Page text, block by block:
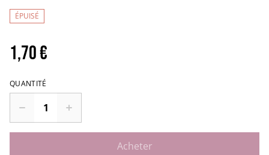
ÉPUISÉ
1,70 €
QUANTITÉ
Acheter